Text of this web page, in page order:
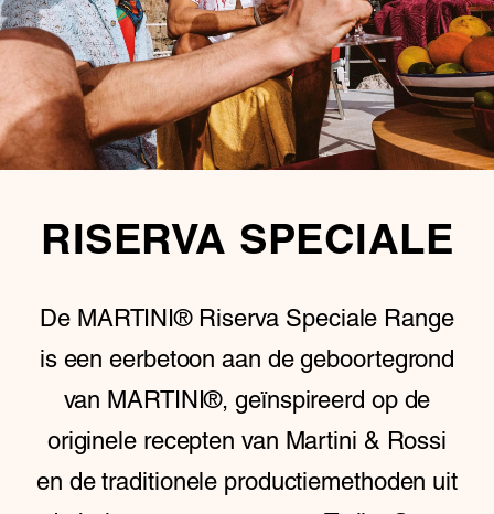
RISERVA SPECIALE
De MARTINI® Riserva Speciale Range
is een eerbetoon aan de geboortegrond
van MARTINI®, geïnspireerd op de
originele recepten van Martini & Rossi
en de traditionele productiemethoden uit